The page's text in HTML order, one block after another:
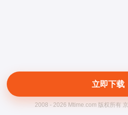
立即下载
2008 - 2026 Mtime.com 版权所有